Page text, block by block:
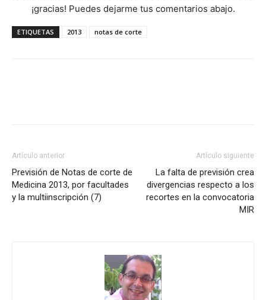
¡gracias! Puedes dejarme tus comentarios abajo.
ETIQUETAS 2013 notas de corte
Artículo anterior
Previsión de Notas de corte de
Medicina 2013, por facultades
y la multiinscripción (7)
Artículo siguiente
La falta de previsión crea
divergencias respecto a los
recortes en la convocatoria
MIR